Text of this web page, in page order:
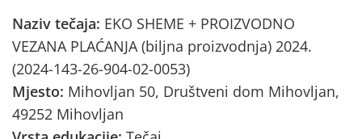
Naziv tečaja: EKO SHEME + PROIZVODNO
VEZANA PLAĆANJA (biljna proizvodnja) 2024.
(2024-143-26-904-02-0053)
Mjesto: Mihovljan 50, Društveni dom Mihovljan,
49252 Mihovljan